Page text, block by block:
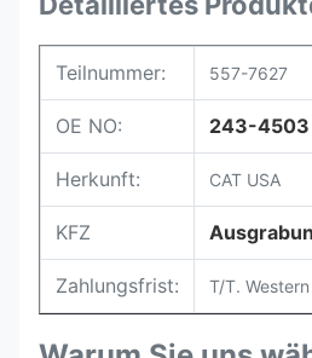
Teilnummer: 557-7627
OE NO: 243-4503
Herkunft: CAT USA
KFZ
Zahlungsfrist: T/T.